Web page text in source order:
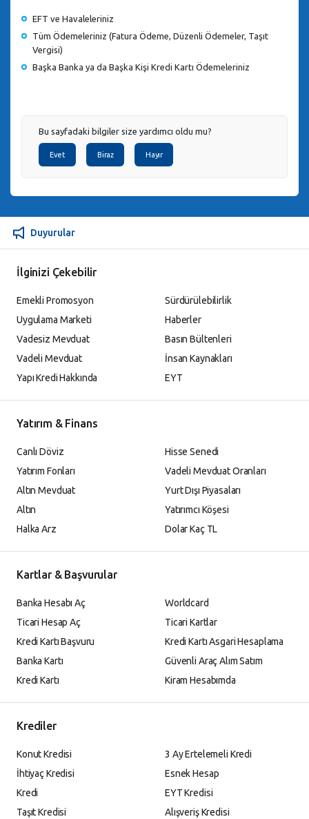
EFT ve Havaleleriniz
Tüm Ödemeleriniz (Fatura Ödeme, Düzenli Ödemeler, Taşıt
Vergisi)
Başka Banka ya da Başka Kişi Kredi Kartı Ödemeleriniz
Bu sayfadaki bilgiler size yardımcı oldu mu?
Evet Biraz Hayır
Duyurular
İlginizi Çekebilir
Emekli Promosyon
Uygulama Marketi
Vadesiz Mevduat
Vadeli Mevduat
Yapı Kredi Hakkında
Sürdürülebilirlik
Haberler
Basın Bültenleri
İnsan Kaynakları
EYT
Yatırım & Finans
Canlı Döviz
Yatırım Fonları
Altın Mevduat
Altın
Halka Arz
Hisse Senedi
Vadeli Mevduat Oranları
Yurt Dışı Piyasaları
Yatırımcı Köşesi
Dolar Kaç TL
Kartlar & Başvurular
Banka Hesabı Aç
Ticari Hesap Aç
Kredi Kartı Başvuru
Banka Kartı
Kredi Kartı
Worldcard
Ticari Kartlar
Kredi Kartı Asgari Hesaplama
Güvenli Araç Alım Satım
Kiram Hesabımda
Krediler
Konut Kredisi
İhtiyaç Kredisi
Kredi
Taşıt Kredisi
3 Ay Ertelemeli Kredi
Esnek Hesap
EYT Kredisi
Alışveriş Kredisi